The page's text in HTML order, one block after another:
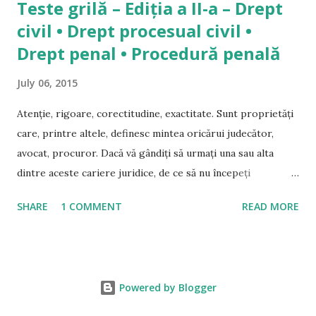
Teste grilă – Ediția a II-a – Drept
civil • Drept procesual civil •
Drept penal • Procedură penală
July 06, 2015
Atenție, rigoare, corectitudine, exactitate. Sunt proprietăți
care, printre altele, definesc mintea oricărui judecător,
avocat, procuror. Dacă vă gândiți să urmați una sau alta
dintre aceste cariere juridice, de ce să nu începeți
tot ce vă trebuie pentru exercițiul necesar admiterii la INM
care au contribuit la elaborarea proiectelor de legi privind
SHARE 1 COMMENT READ MORE
Powered by Blogger